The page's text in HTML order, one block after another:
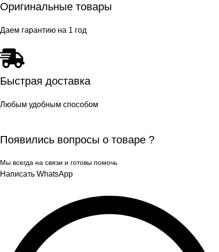
Оригинальные товары
Даем гарантию на 1 год
Быстрая доставка
Любым удобным способом
Появились вопросы о товаре ?
Мы всегда на связи и готовы помочь
Написать WhatsApp